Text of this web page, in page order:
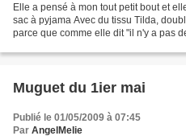
Elle a pensé à mon tout petit bout et
sac à pyjama Avec du tissu Tilda,
parce que comme elle dit "il n'y a pas
Muguet du 1ier mai
Publié le 01/05/2009 à 07:45
Par AngelMelie